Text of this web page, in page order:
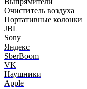
Очиститель воздуха
Портативные колонки
JBL
Sony
Яндекс
SberBoom
VK
Наушники
Apple